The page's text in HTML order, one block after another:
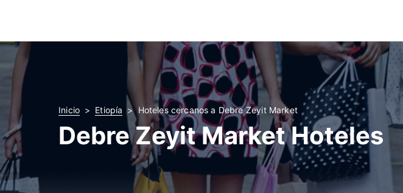
Inicio Etiopía Hoteles cercanos a Debre Zeyit Market
Debre Zeyit Market Hoteles